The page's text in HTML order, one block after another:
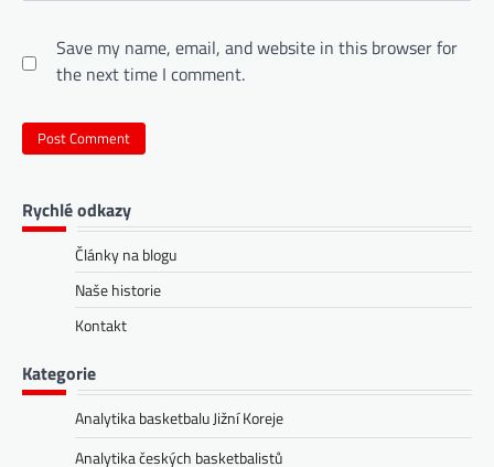
Save my name, email, and website in this browser for
the next time I comment.
Rychlé odkazy
Články na blogu
Naše historie
Kontakt
Kategorie
Analytika basketbalu Jižní Koreje
Analytika českých basketbalistů